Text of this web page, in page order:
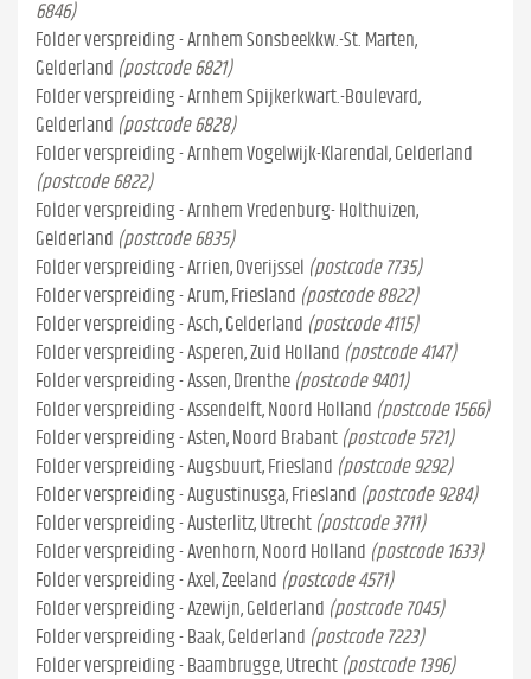
6846)
Folder verspreiding - Arnhem Sonsbeekkw.-St. Marten,
Gelderland (postcode 6821)
Folder verspreiding - Arnhem Spijkerkwart.-Boulevard,
Gelderland (postcode 6828)
Folder verspreiding - Arnhem Vogelwijk-Klarendal, Gelderland
(postcode 6822)
Folder verspreiding - Arnhem Vredenburg- Holthuizen,
Gelderland (postcode 6835)
Folder verspreiding - Arrien, Overijssel (postcode 7735)
Folder verspreiding - Arum, Friesland (postcode 8822)
Folder verspreiding - Asch, Gelderland (postcode 4115)
Folder verspreiding - Asperen, Zuid Holland (postcode 4147)
Folder verspreiding - Assen, Drenthe (postcode 9401)
Folder verspreiding - Assendelft, Noord Holland (postcode 1566)
Folder verspreiding - Asten, Noord Brabant (postcode 5721)
Folder verspreiding - Augsbuurt, Friesland (postcode 9292)
Folder verspreiding - Augustinusga, Friesland (postcode 9284)
Folder verspreiding - Austerlitz, Utrecht (postcode 3711)
Folder verspreiding - Avenhorn, Noord Holland (postcode 1633)
Folder verspreiding - Axel, Zeeland (postcode 4571)
Folder verspreiding - Azewijn, Gelderland (postcode 7045)
Folder verspreiding - Baak, Gelderland (postcode 7223)
Folder verspreiding - Baambrugge, Utrecht (postcode 1396)